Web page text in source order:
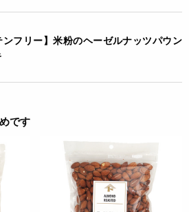
います。(特定原材料8品目中)
ー 704kcal たんぱく質 14.3g 脂質
塩相当量 0.0g *この表示値は、目安
開封後は密閉して保存し、お早めにお
からご使用ください。
ンフリー】米粉のヘーゼルナッツパウン
です